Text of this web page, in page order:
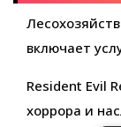
включает
Resident Evil
хоррора и